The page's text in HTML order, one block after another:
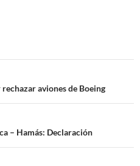
aviones de Boeing
– Hamás: Declaración